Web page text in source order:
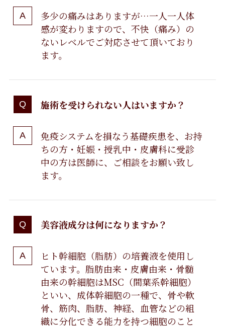
多少の痛みはありますが…一人一人体
感が変わりますので、不快（痛み）の
ないレベルでご対応させて頂いており
ます。
施術を受けられない人はいますか？
免疫システムを損なう基礎疾患を、お持
ちの方・妊娠・授乳中・皮膚科に受診
中の方は医師に、ご相談をお願い致し
ます。
美容液成分は何になりますか？
ヒト幹細胞（脂肪）の培養液を使用し
ています。脂肪由来・皮膚由来・骨髄
由来の幹細胞はMSC（間葉系幹細胞）
といい、成体幹細胞の一種で、骨や軟
骨、筋肉、脂肪、神経、血管などの組
織に分化できる能力を持つ細胞のこと